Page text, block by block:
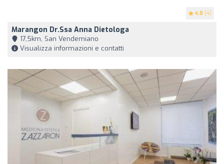
4.8 (4)
Marangon Dr.ssa Anna Dietologa
17,5km, San Vendemiano
Visualizza informazioni e contatti